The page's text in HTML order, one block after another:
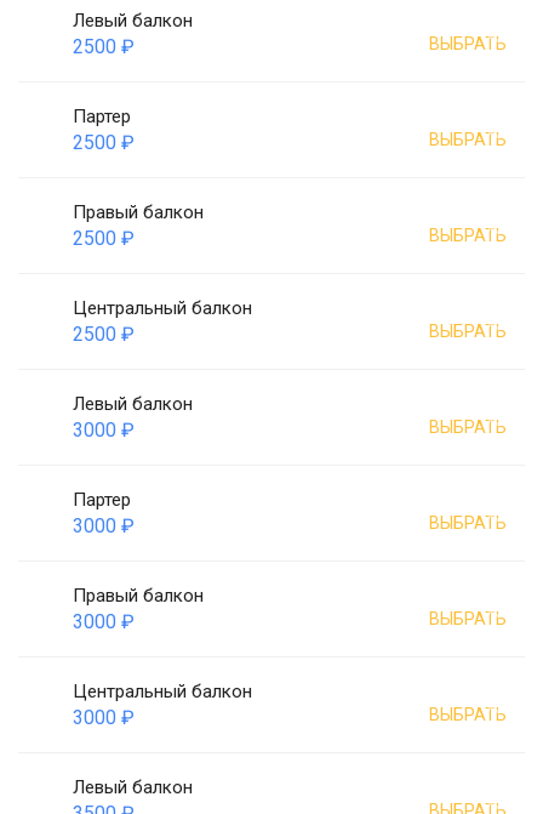
Левый балкон
2500 ₽ ВЫБРАТЬ
Партер
2500 ₽ ВЫБРАТЬ
Правый балкон
2500 ₽ ВЫБРАТЬ
Центральный балкон
2500 ₽ ВЫБРАТЬ
Левый балкон
3000 ₽ ВЫБРАТЬ
Партер
3000 ₽ ВЫБРАТЬ
Правый балкон
3000 ₽ ВЫБРАТЬ
Центральный балкон
3000 ₽ ВЫБРАТЬ
Левый балкон